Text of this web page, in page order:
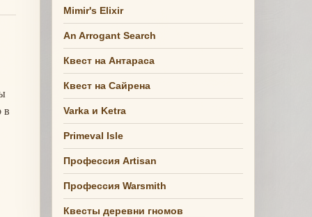
в
Mimir's Elixir
An Arrogant Search
Квест на Антараса
Квест на Сайрена
Varka и Ketra
Primeval Isle
Профессия Artisan
Профессия Warsmith
Квесты деревни гномов